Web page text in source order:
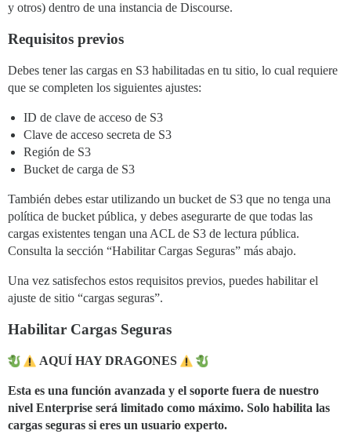
y otros) dentro de una instancia de Discourse.
Requisitos previos
Debes tener las cargas en S3 habilitadas en tu sitio, lo cual requiere
que se completen los siguientes ajustes:
ID de clave de acceso de S3
Clave de acceso secreta de S3
Región de S3
Bucket de carga de S3
También debes estar utilizando un bucket de S3 que no tenga una
política de bucket pública, y debes asegurarte de que todas las
cargas existentes tengan una ACL de S3 de lectura pública.
Consulta la sección “Habilitar Cargas Seguras” más abajo.
Una vez satisfechos estos requisitos previos, puedes habilitar el
ajuste de sitio “cargas seguras”.
Habilitar Cargas Seguras
AQUÍ HAY DRAGONES
Esta es una función avanzada y el soporte fuera de nuestro
nivel Enterprise será limitado como máximo. Solo habilita las
cargas seguras si eres un usuario experto.